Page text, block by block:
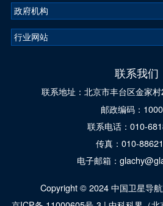
联系我们
联系地址：北京市丰台区金家
邮政编码：
联系电话：010-
传真：010-
电子邮箱：
Copyright © 2024 中国卫星导